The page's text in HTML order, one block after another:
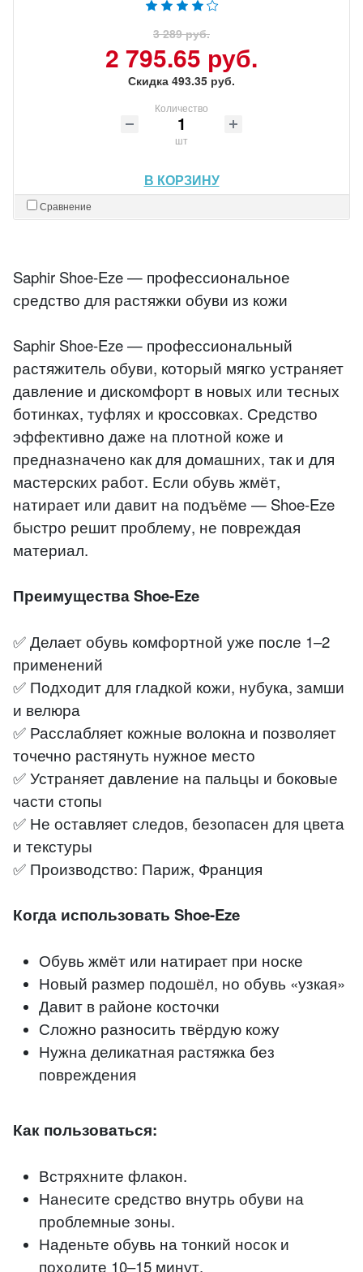
3 289 руб.
2 795.65 руб.
Скидка 493.35 руб.
Количество
шт
В КОРЗИНУ
Сравнение
Saphir Shoe-Eze — профессиональное
средство для растяжки обуви из кожи
Saphir Shoe-Eze — профессиональный
растяжитель обуви, который мягко устраняет
давление и дискомфорт в новых или тесных
ботинках, туфлях и кроссовках. Средство
эффективно даже на плотной коже и
предназначено как для домашних, так и для
мастерских работ. Если обувь жмёт,
натирает или давит на подъёме — Shoe-Eze
быстро решит проблему, не повреждая
материал.
Преимущества Shoe-Eze
✅ Делает обувь комфортной уже после 1–2
применений
✅ Подходит для гладкой кожи, нубука, замши
и велюра
✅ Расслабляет кожные волокна и позволяет
точечно растянуть нужное место
✅ Устраняет давление на пальцы и боковые
части стопы
✅ Не оставляет следов, безопасен для цвета
и текстуры
✅ Производство: Париж, Франция
Когда использовать Shoe-Eze
Обувь жмёт или натирает при носке
Новый размер подошёл, но обувь «узкая»
Давит в районе косточки
Сложно разносить твёрдую кожу
Нужна деликатная растяжка без
повреждения
Как пользоваться:
Встряхните флакон.
Нанесите средство внутрь обуви на
проблемные зоны.
Наденьте обувь на тонкий носок и
походите 10–15 минут.